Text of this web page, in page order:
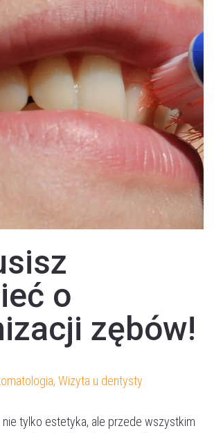
o
zębów!
, Wizyta u dentysty
nie tylko estetyka, ale przede wszystkim